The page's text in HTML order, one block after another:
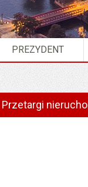
PREZYDENT
Przetargi